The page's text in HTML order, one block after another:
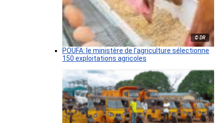
© DR
POUFA: le ministère de l’agriculture sélectionne
150 exploitations agricoles